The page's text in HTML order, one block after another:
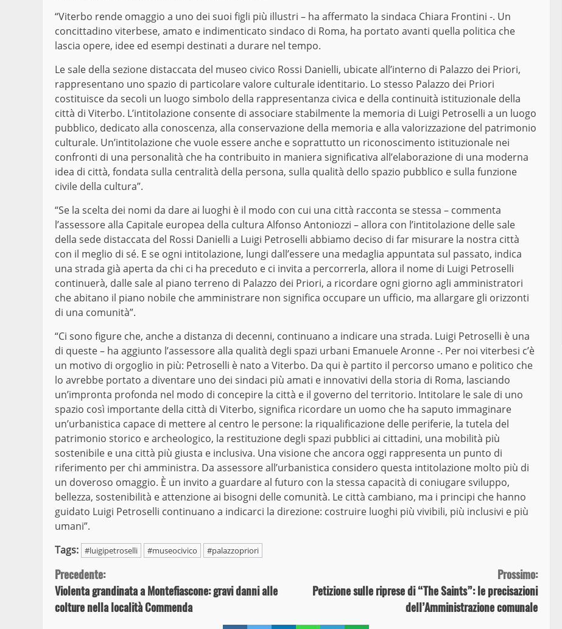
“Viterbo rende omaggio a uno dei suoi figli più illustri – ha affermato la sindaca Chiara Frontini -. Un
concittadino viterbese, amato e indimenticato sindaco di Roma, ha portato avanti quella politica che
lascia opere, idee ed esempi destinati a durare nel tempo.
Le sale della sezione distaccata del museo civico Rossi Danielli, ubicate all’interno di Palazzo dei Priori,
rappresentano uno spazio di particolare valore culturale identitario. Lo stesso Palazzo dei Priori
costituisce da secoli un luogo simbolo della rappresentanza civica e della continuità istituzionale della
città di Viterbo. L’intitolazione consente di associare stabilmente la memoria di Luigi Petroselli a un luogo
pubblico, dedicato alla conoscenza, alla conservazione della memoria e alla valorizzazione del patrimonio
culturale. Un’intitolazione che vuole essere anche e soprattutto un riconoscimento istituzionale nei
confronti di una personalità che ha contribuito in maniera significativa all’elaborazione di una moderna
idea di città, fondata sulla centralità della persona, sulla qualità dello spazio pubblico e sulla funzione
civile della cultura”.
“Se la scelta dei nomi da dare ai luoghi è il modo con cui una città racconta se stessa – commenta
l’assessore alla Capitale europea della cultura Alfonso Antoniozzi – allora con l’intitolazione delle sale
della sede distaccata del Rossi Danielli a Luigi Petroselli abbiamo deciso di far misurare la nostra città
con il meglio di sé. E se ogni intitolazione, lungi dall’essere una medaglia appuntata sul passato, indica
una strada già aperta da chi ci ha preceduto e ci invita a percorrerla, allora il nome di Luigi Petroselli
continuerà, dalle sale al piano terreno di Palazzo dei Priori, a ricordare ogni giorno agli amministratori
che abitano il piano nobile che amministrare non significa occupare un ufficio, ma allargare gli orizzonti
di una comunità”.
“Ci sono figure che, anche a distanza di decenni, continuano a indicare una strada. Luigi Petroselli è una
di queste – ha aggiunto l’assessore alla qualità degli spazi urbani Emanuele Aronne -. Per noi viterbesi c’è
un motivo di orgoglio in più: Petroselli è nato a Viterbo. Da qui è partito il percorso umano e politico che
lo avrebbe portato a diventare uno dei sindaci più amati e innovativi della storia di Roma, lasciando
un’impronta profonda nel modo di concepire la città e il governo del territorio. Intitolare le sale di uno
spazio così importante della città di Viterbo, significa ricordare un uomo che ha saputo immaginare
un’urbanistica capace di mettere al centro le persone: la riqualificazione delle periferie, la tutela del
patrimonio storico e archeologico, la restituzione degli spazi pubblici ai cittadini, una mobilità più
sostenibile e una città più giusta e inclusiva. Una visione che ancora oggi rappresenta un punto di
riferimento per chi amministra. Da assessore all’urbanistica considero questa intitolazione molto più di
un doveroso omaggio. È un invito a guardare al futuro con la stessa capacità di coniugare sviluppo,
bellezza, sostenibilità e attenzione ai bisogni delle comunità. Le città cambiano, ma i principi che hanno
guidato Luigi Petroselli continuano a indicarci la direzione: costruire luoghi più vivibili, più inclusivi e più
umani”.
Tags: #luigipetroselli #museocivico #palazzopriori
Continue
Reading
Precedente:
Violenta grandinata a Montefiascone: gravi danni alle
colture nella località Commenda
Prossimo:
Petizione sulle riprese di “The Saints”: le precisazioni
dell’Amministrazione comunale